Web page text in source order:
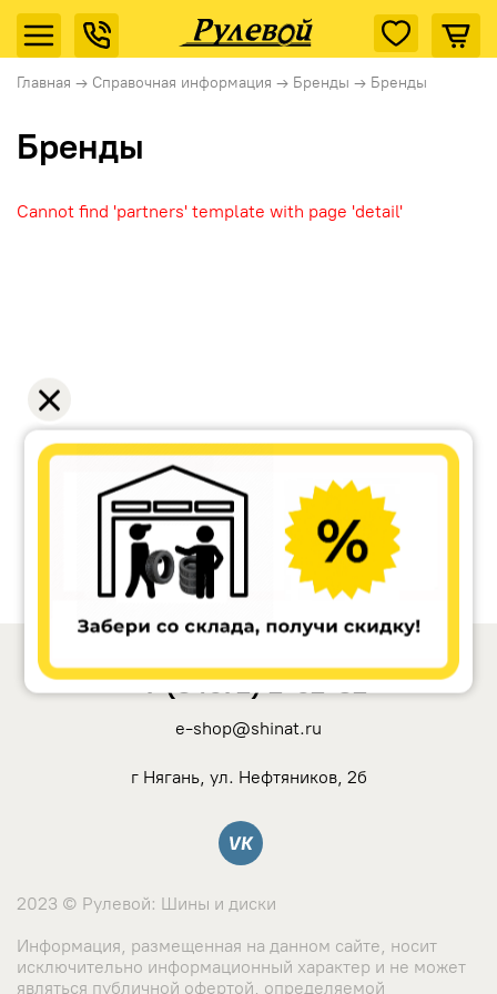
Главная → Справочная информация → Бренды → Бренды
Бренды
Cannot find 'partners' template with page 'detail'
+7 (34672) 2-62-32
e-shop@shinat.ru
г Нягань, ул. Нефтяников, 2б
Вконтакте
2023 © Рулевой: Шины и диски
Информация, размещенная на данном сайте, носит
исключительно информационный характер и не может
являться публичной офертой, определяемой